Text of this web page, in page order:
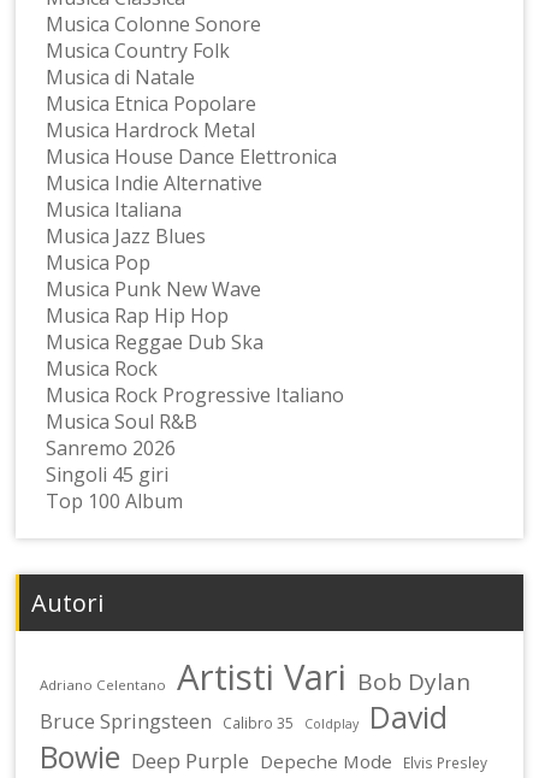
Musica Colonne Sonore
Musica Country Folk
Musica di Natale
Musica Etnica Popolare
Musica Hardrock Metal
Musica House Dance Elettronica
Musica Indie Alternative
Musica Italiana
Musica Jazz Blues
Musica Pop
Musica Punk New Wave
Musica Rap Hip Hop
Musica Reggae Dub Ska
Musica Rock
Musica Rock Progressive Italiano
Musica Soul R&B
Sanremo 2026
Singoli 45 giri
Top 100 Album
Autori
Adriano Celentano Artisti Vari Bob Dylan
Bruce Springsteen Calibro 35 Coldplay
David
Bowie Deep Purple Depeche Mode Elvis Presley